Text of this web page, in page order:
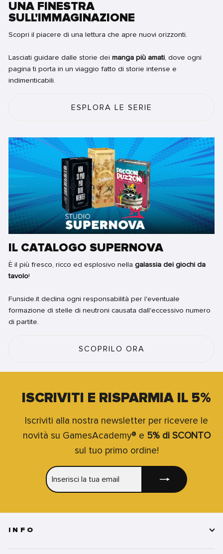
UNA FINESTRA
SULL'IMMAGINAZIONE
Scopri il piacere di una lettura che apre nuovi orizzonti.
Lasciati guidare dalle storie dei manga più amati, dove ogni
pagina ti porta in un viaggio fatto di storie intense e
indimenticabili.
ESPLORA LE SERIE
IL CATALOGO SUPERNOVA
È il più fresco, ricco ed esplosivo nella galassia dei giochi da
tavolo!
Funside.it declina ogni responsabilità per l'eventuale
formazione di stelle di neutroni causata dall'eccessivo numero
di partite.
SCOPRILO ORA
ISCRIVITI E RISPARMIA IL 5%
Iscriviti alla nostra newsletter per ricevere le
novità su GamesAcademy® e 5% di SCONTO
sul tuo primo ordine!
LA
INFO